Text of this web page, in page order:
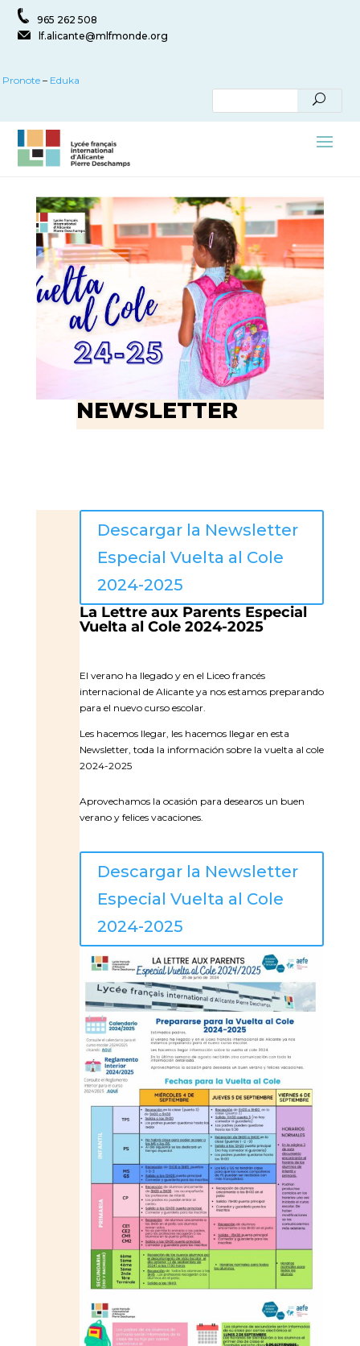
965 262 508
lf.alicante@mlfmonde.org
Pronote – Eduka
NEWSLETTER
Descargar la Newsletter
Especial Vuelta al Cole
2024-2025
La Lettre aux Parents Especial
Vuelta al Cole 2024-2025
El verano ha llegado y en el Liceo francés
internacional de Alicante ya nos estamos preparando
para el nuevo curso escolar.
Les hacemos llegar, les hacemos llegar en esta
Newsletter, toda la información sobre la vuelta al cole
2024-2025
Aprovechamos la ocasión para desearos un buen
verano y felices vacaciones.
Descargar la Newsletter
Especial Vuelta al Cole
2024-2025